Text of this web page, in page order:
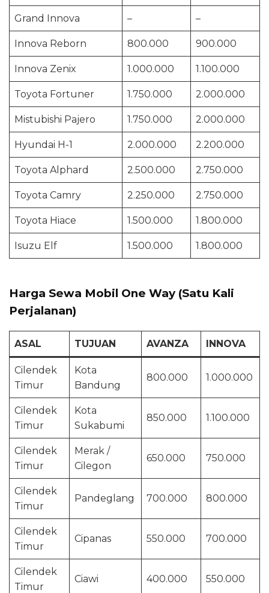
Grand Innova – –
Innova Reborn 800.000 900.000
Innova Zenix 1.000.000 1.100.000
Toyota Fortuner 1.750.000 2.000.000
Mistubishi Pajero 1.750.000 2.000.000
Hyundai H-1 2.000.000 2.200.000
Toyota Alphard 2.500.000 2.750.000
Toyota Camry 2.250.000 2.750.000
Toyota Hiace 1.500.000 1.800.000
Isuzu Elf 1.500.000 1.800.000
Harga Sewa Mobil One Way (Satu Kali
Perjalanan)
ASAL TUJUAN AVANZA INNOVA
Cilendek
Timur
Kota
Bandung
800.000 1.000.000
Cilendek
Timur
Kota
Sukabumi
850.000 1.100.000
Cilendek
Timur
Merak /
Cilegon
650.000 750.000
Cilendek
Timur
Pandeglang 700.000 800.000
Cilendek
Timur
Cipanas 550.000 700.000
Cilendek
Timur
Ciawi 400.000 550.000